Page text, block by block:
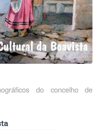
do concelho de